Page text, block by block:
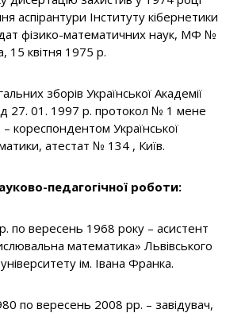
аспірантури Інституту кібернетики
фізико-математичних наук, МФ №
15 квітня 1975 р.
зборів Української Академії
27. 01. 1997 р. протокол № 1 мене
кореспондентом Української
атестат № 134 , Київ.
педагогічної роботи:
по вересень 1968 року – асистент
математика» Львівського
ім. Івана Франка.
по вересень 2008 рр. – завідувач,